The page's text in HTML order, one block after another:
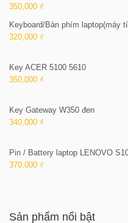
350,000 ₫
Keyboard/Bàn phím laptop(máy
320,000 ₫
Key ACER 5100 5610
350,000 ₫
Key Gateway W350 đen
340,000 ₫
Pin / Battery laptop LENOVO
370,000 ₫
Sản phẩm nổi bật